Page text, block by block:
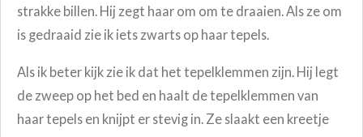
strakke billen. Hij zegt haar om om te draaien. Als ze om
is gedraaid zie ik iets zwarts op haar tepels.
Als ik beter kijk zie ik dat het tepelklemmen zijn. Hij legt
de zweep op het bed en haalt de tepelklemmen van
haar tepels en knijpt er stevig in. Ze slaakt een kreetje